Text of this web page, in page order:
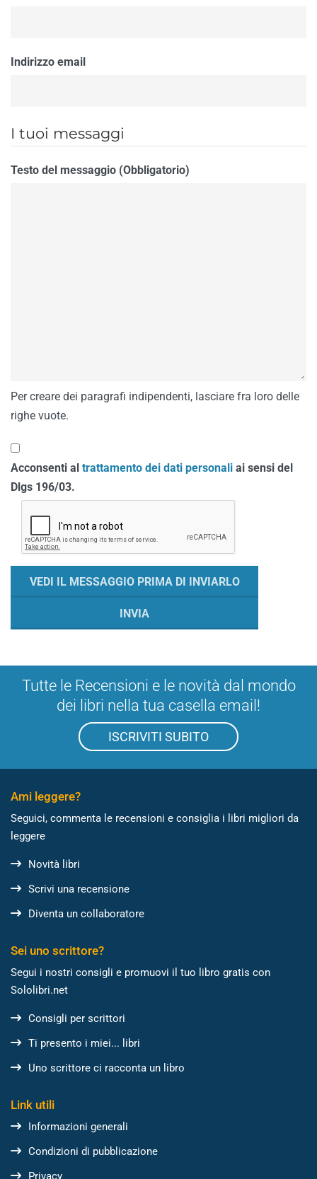
Indirizzo email
I tuoi messaggi
Testo del messaggio (Obbligatorio)
Per creare dei paragrafi indipendenti, lasciare fra loro delle
righe vuote.
Acconsenti al trattamento dei dati personali ai sensi del
Dlgs 196/03.
Tutte le Recensioni e le novità dal mondo
dei libri nella tua casella email!
ISCRIVITI SUBITO
Ami leggere?
Seguici, commenta le recensioni e consiglia i libri migliori da
leggere
Novità libri
Scrivi una recensione
Diventa un collaboratore
Sei uno scrittore?
Segui i nostri consigli e promuovi il tuo libro gratis con
Sololibri.net
Consigli per scrittori
Ti presento i miei... libri
Uno scrittore ci racconta un libro
Link utili
Informazioni generali
Condizioni di pubblicazione
Privacy